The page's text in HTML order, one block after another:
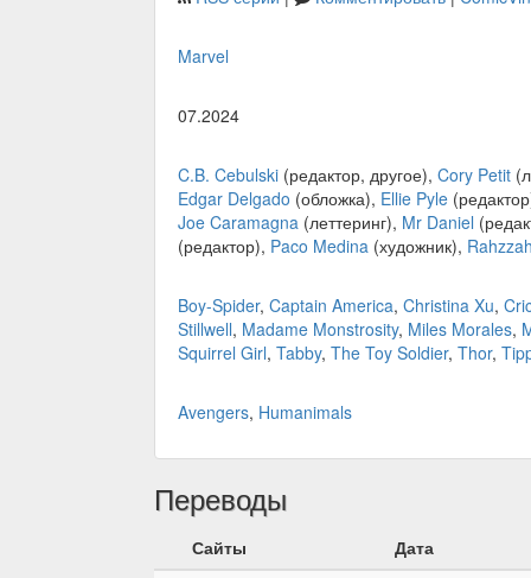
Marvel
07.2024
C.B. Cebulski (редактор, другое), Cory Petit
Edgar Delgado (обложка), Ellie Pyle
Joe Caramagna (леттеринг), Mr Daniel
(редактор), Paco Medina (художник),
Boy-Spider, Captain America, Christina Xu,
Stillwell, Madame Monstrosity, Miles Morales,
Squirrel Girl, Tabby, The Toy Soldier, Thor,
Avengers, Humanimals
Переводы
Сайты
Дата